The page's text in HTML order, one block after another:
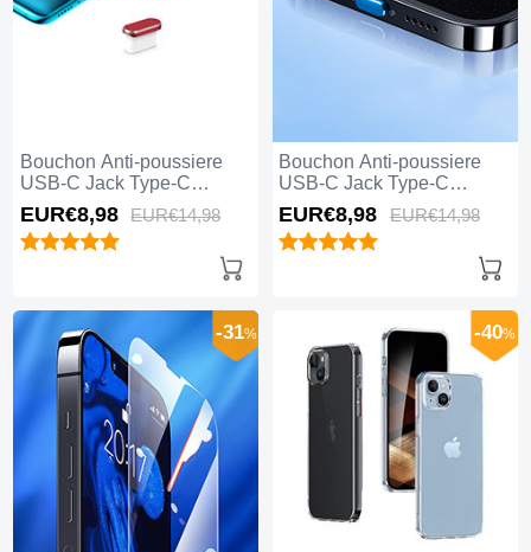
Bouchon Anti-poussiere
USB-C Jack Type-C
Universel H02 pour Apple
iPhone 15 Plus Rouge
EUR€8,98 EUR€14,98
Bouchon Anti-poussiere
USB-C Jack Type-C
Universel H01 pour Apple
iPhone 15 Plus Bleu
EUR€8,98 EUR€14,98
-31% -40%